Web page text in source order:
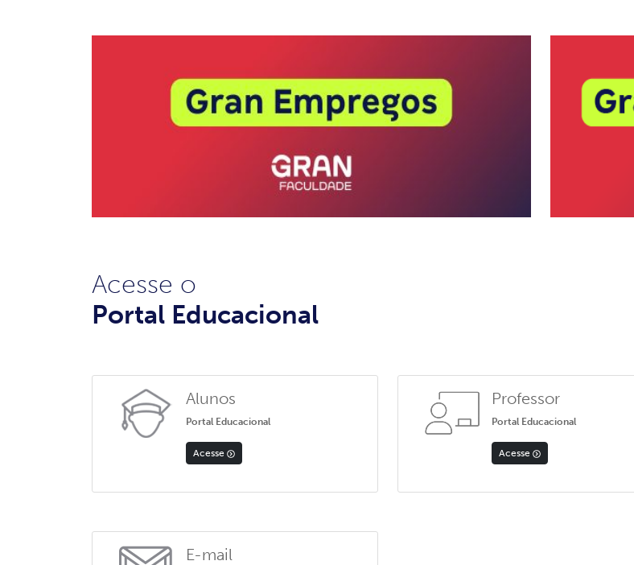
Acesse o
Portal Educacional
Alunos
Portal Educacional
Acesse
Professor
Portal Educacional
Acesse
E-mail